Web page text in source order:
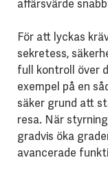
affärsvärde
För att lyckas
sekretess,
full kontroll över
exempel på en
säker grund att
resa. När
gradvis öka
avancerade